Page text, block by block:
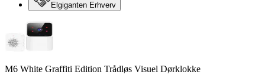
Elgiganten Erhverv
M6 White Graffiti Edition Trådløs Visuel Dørklokke